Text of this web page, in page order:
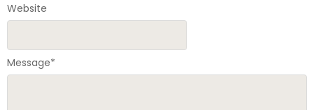
Message*
Website